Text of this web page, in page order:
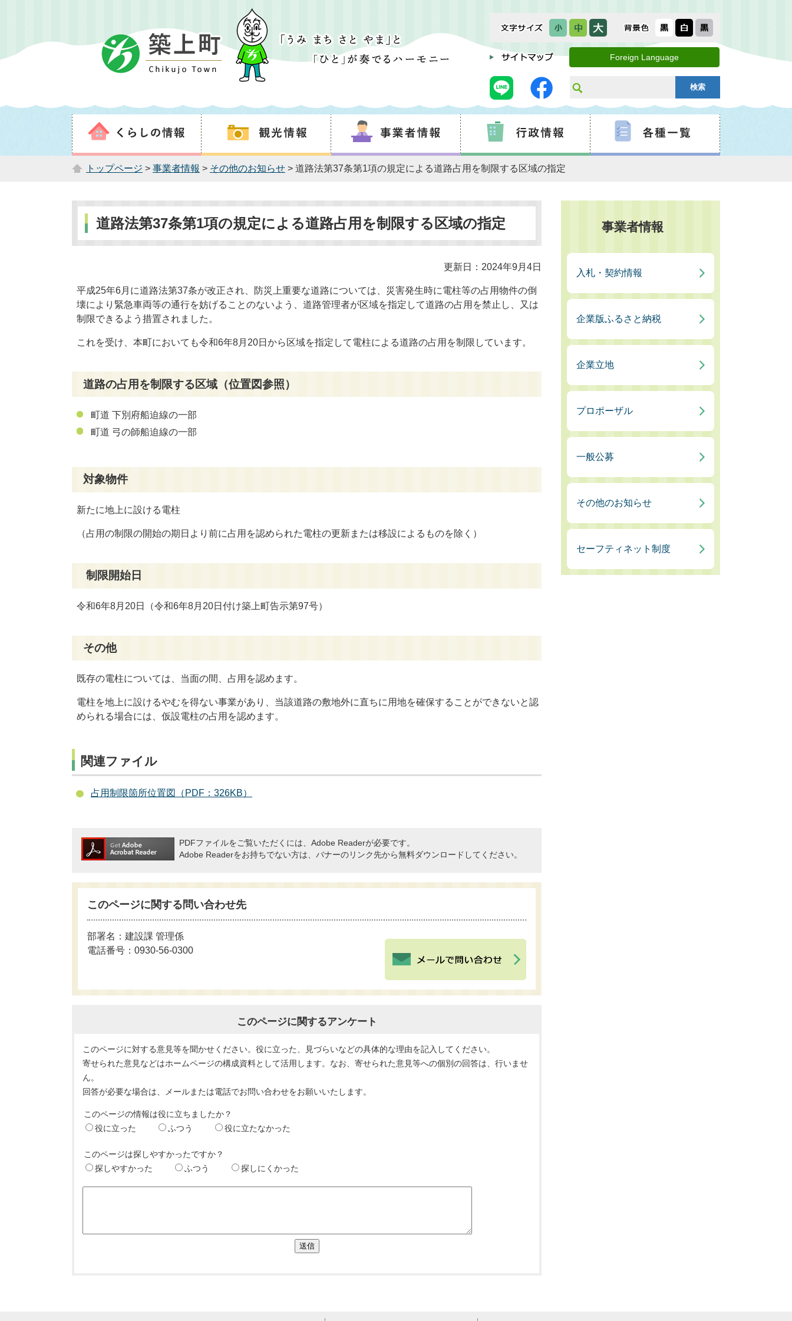
Foreign Language
トップページ > 事業者情報 > その他のお知らせ > 道路法第37条第1項の規定による道路占用を制限する区域の指定
道路法第37条第1項の規定による道路占用を制限する区域の指定
更新日：2024年9月4日
平成25年6月に道路法第37条が改正され、防災上重要な道路については、災害発生時に電柱等の占用物件の倒
壊により緊急車両等の通行を妨げることのないよう、道路管理者が区域を指定して道路の占用を禁止し、又は
制限できるよう措置されました。
これを受け、本町においても令和6年8月 20日から区域を指定して電柱による道路の占用を制限しています。
道路の占用を制限する区域（位置図参照）
町道 下別府船迫線の一部
町道 弓の師船迫線の一部
対象物件
新たに地上に設ける電柱
（占用の制限の開始の期日より前に占用を認められた電柱の更新または移設によるものを除く）
制限開始日
令和6年8月 20日（令和6年8月 20日付け築上町告示第97号）
その他
既存の電柱については、当面の間、占用を認めます。
電柱を地上に設けるやむを得ない事業があり、当該道路の敷地外に直ちに用地を確保することができないと認
められる場合には、仮設電柱の占用を認めます。
関連ファイル
占用制限箇所位置図（PDF：326KB）
PDFファイルをご覧いただくには、Adobe Readerが必要です。
Adobe Readerをお持ちでない方は、バナーのリンク先から無料ダウンロードしてください。
このページに関する問い合わせ先
部署名：建設課 管理係
電話番号：0930-56-0300
このページに関するアンケート
このページに対する意見等を聞かせください。役に立った、見づらいなどの具体的な理由を記入してください。
寄せられた意見などはホームページの構成資料として活用します。なお、寄せられた意見等への個別の回答は、行いませ
ん。
回答が必要な場合は、メールまたは電話でお問い合わせをお願いいたします。
このページの情報は役に立ちましたか？
役に立った
ふつう 役に立たなかった
このページは探しやすかったですか？
探しやすかった
ふつう 探しにくかった
送信
事業者情報
入札・契約情報
企業版ふるさと納税
企業立地
プロポーザル
一般公募
その他のお知らせ
セーフティネット制度